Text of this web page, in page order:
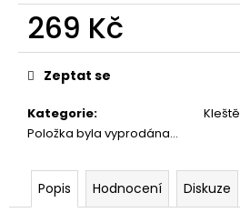
269 Kč
Měrná
cena:
Kategorie:
Kleště
Položka byla vyprodána…
Zeptat se
Popis Hodnocení Diskuze